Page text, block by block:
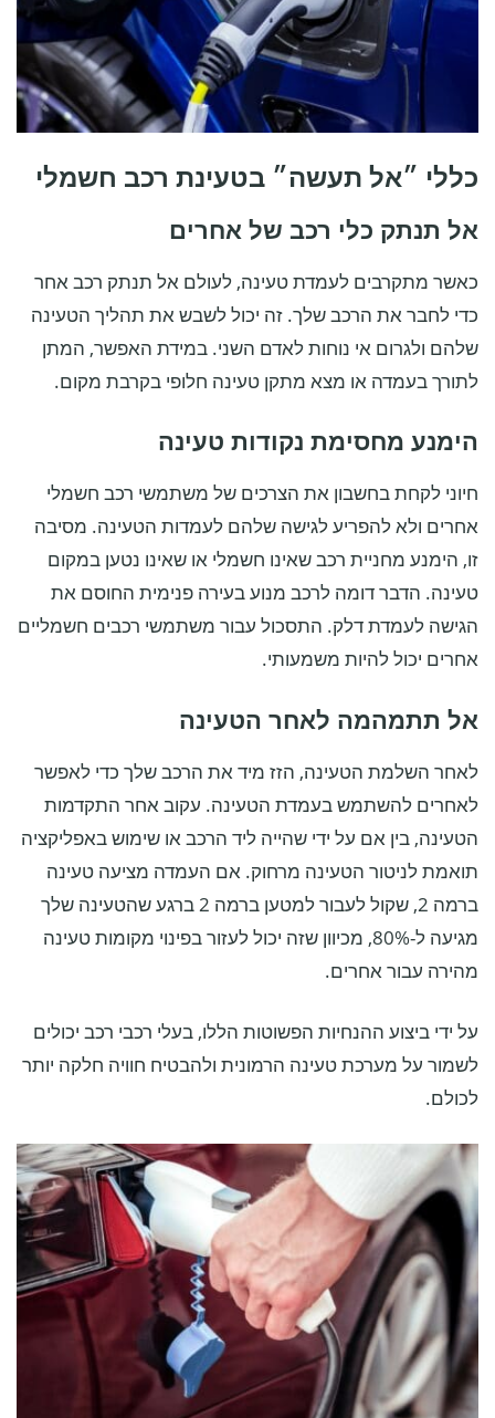
כללי ״אל תעשה״ בטעינת רכב חשמלי
אל תנתק כלי רכב של אחרים
כאשר מתקרבים לעמדת טעינה, לעולם אל תנתק רכב אחר
כדי לחבר את הרכב שלך. זה יכול לשבש את תהליך הטעינה
שלהם ולגרום אי נוחות לאדם השני. במידת האפשר, המתן
לתורך בעמדה או מצא מתקן טעינה חלופי בקרבת מקום.
הימנע מחסימת נקודות טעינה
חיוני לקחת בחשבון את הצרכים של משתמשי רכב חשמלי
אחרים ולא להפריע לגישה שלהם לעמדות הטעינה. מסיבה
זו, הימנע מחניית רכב שאינו חשמלי או שאינו נטען במקום
טעינה. הדבר דומה לרכב מנוע בעירה פנימית החוסם את
הגישה לעמדת דלק. התסכול עבור משתמשי רכבים חשמליים
אחרים יכול להיות משמעותי.
אל תתמהמה לאחר הטעינה
לאחר השלמת הטעינה, הזז מיד את הרכב שלך כדי לאפשר
לאחרים להשתמש בעמדת הטעינה. עקוב אחר התקדמות
הטעינה, בין אם על ידי שהייה ליד הרכב או שימוש באפליקציה
תואמת לניטור הטעינה מרחוק. אם העמדה מציעה טעינה
ברמה 2, שקול לעבור למטען ברמה 2 ברגע שהטעינה שלך
מגיעה ל-80%, מכיוון שזה יכול לעזור בפינוי מקומות טעינה
מהירה עבור אחרים.
על ידי ביצוע ההנחיות הפשוטות הללו, בעלי רכבי רכב יכולים
לשמור על מערכת טעינה הרמונית ולהבטיח חוויה חלקה יותר
לכולם.